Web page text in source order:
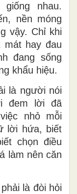
nhau.
nền móng
vậy. Chỉ khi
mát hay đau
đang sống
khẩu hiệu.
là người nói
đem lời đã
nhỏ mỗi
lời hứa, biết
chọn điều
làm nên căn
là đòi hỏi